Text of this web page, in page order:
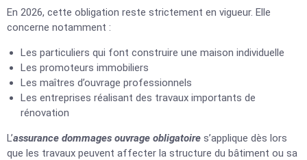
En 2026, cette obligation reste strictement en vigueur. Elle
concerne notamment :
Les particuliers qui font construire une maison individuelle
Les promoteurs immobiliers
Les maîtres d’ouvrage professionnels
Les entreprises réalisant des travaux importants de
rénovation
L’assurance dommages ouvrage obligatoire s’applique dès lors
que les travaux peuvent affecter la structure du bâtiment ou sa